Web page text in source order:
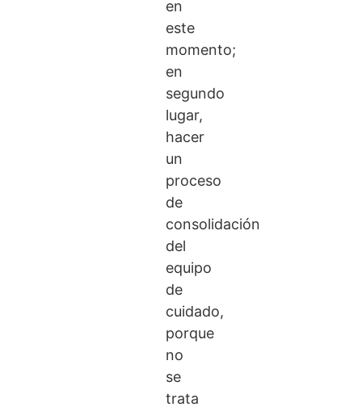
en
este
momento;
en
segundo
lugar,
hacer
un
proceso
de
consolidación
del
equipo
de
cuidado,
porque
no
se
trata